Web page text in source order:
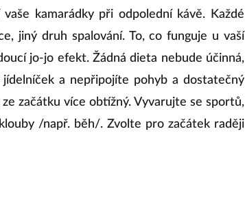
kamarádky při odpolední kávě. Každé
jiný druh spalování. To, co funguje u vaší
jo-jo efekt. Žádná dieta nebude účinná,
a nepřipojíte pohyb a dostatečný
začátku více obtížný. Vyvarujte se sportů,
/např. běh/. Zvolte pro začátek raději